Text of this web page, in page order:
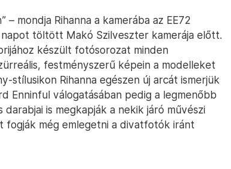
mondja Rihanna a kamerába az EE72
töltött Makó Szilveszter kamerája előtt.
készült fotósorozat minden
festményszerű képein a modelleket
stílusikon Rihanna egészen új arcát ismerjük
Enninful válogatásában pedig a legmenőbb
is megkapják a nekik járó művészi
még emlegetni a divatfotók iránt